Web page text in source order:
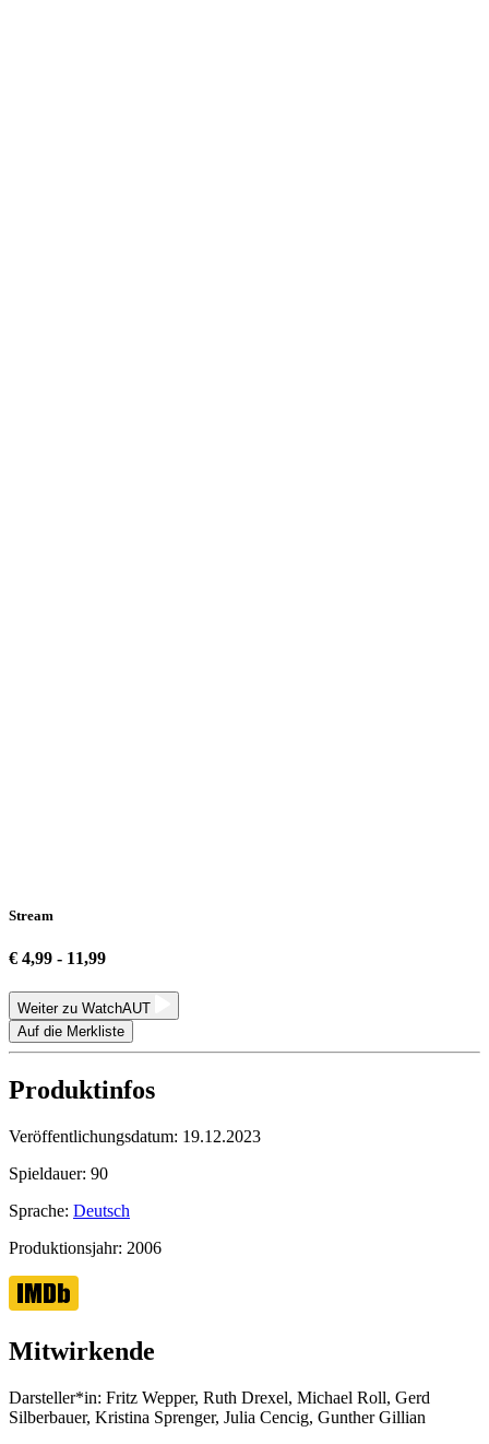
Stream
€ 4,99 - 11,99
Weiter zu WatchAUT
Auf die Merkliste
Produktinfos
Veröffentlichungsdatum: 19.12.2023
Spieldauer: 90
Sprache: Deutsch
Produktionsjahr: 2006
Mitwirkende
Darsteller*in: Fritz Wepper, Ruth Drexel, Michael Roll, Gerd
Silberbauer, Kristina Sprenger, Julia Cencig, Gunther Gillian